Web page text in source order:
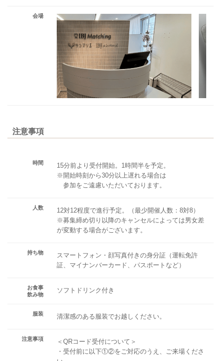
会場
注意事項
時間
15分前より受付開始。1時間半を予定。
※開始時刻から30分以上遅れる場合は
参加をご遠慮いただいております。
人数
12対12程度で進行予定。（最少開催人数：8対8）
※募集締め切り以降のキャンセルによっては男女差
が変動する場合がございます。
持ち物
スマートフォン・顔写真付きの身分証（運転免許
証、マイナンバーカード、パスポートなど）
お食事
飲み物
ソフトドリンク付き
服装 清潔感のある服装でお越しください。
注意事項
＜QRコード受付について＞
・受付前に以下①②をご対応のうえ、ご来場くださ